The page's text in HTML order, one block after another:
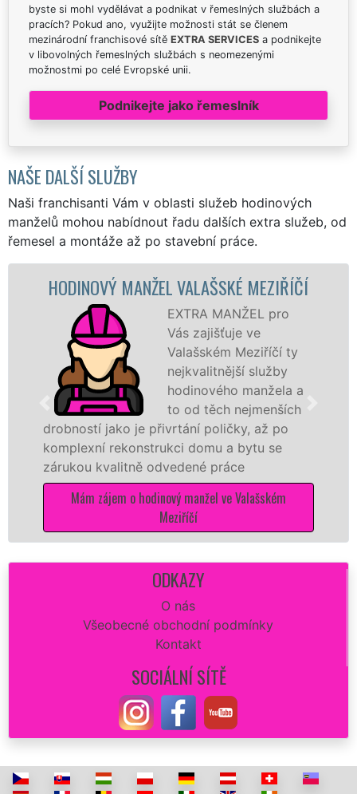
byste si mohl vydělávat a podnikat v řemeslných službách a
pracích? Pokud ano, využijte možnosti stát se členem
mezinárodní franchisové sítě EXTRA SERVICES a podnikejte
v libovolných řemeslných službách s neomezenými
možnostmi po celé Evropské unii.
Podnikejte jako řemeslník
NAŠE DALŠÍ SLUŽBY
Naši franchisanti Vám v oblasti služeb hodinových
manželů mohou nabídnout řadu dalších extra služeb, od
řemesel a montáže až po stavební práce.
MANŽEL VALAŠSKÉ MEZIŘÍČÍ
EXTRA MANŽEL pro
Vás zajišťuje ve
Valašském Meziříčí ty
nejkvalitnější služby
hodinového manžela a
to od těch nejmenších
je přivrtání poličky, až po
domu a bytu se
odvedené práce
o hodinový manžel ve Valašském
hodinoví
sítě
opravu zdi
dokonalý
Mám zájem
ODKAZY
O nás
Všeobecné obchodní podmínky
Kontakt
SOCIÁLNÍ SÍTĚ